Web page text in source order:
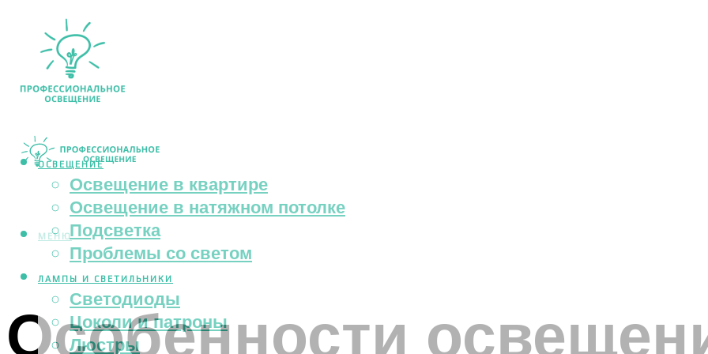
ОСВЕЩЕНИЕ
Освещение в квартире
Освещение в натяжном потолке
Подсветка
Проблемы со светом
ЛАМПЫ И СВЕТИЛЬНИКИ
Светодиоды
Цоколи и патроны
Люстры
МЕНЮ
Особенности